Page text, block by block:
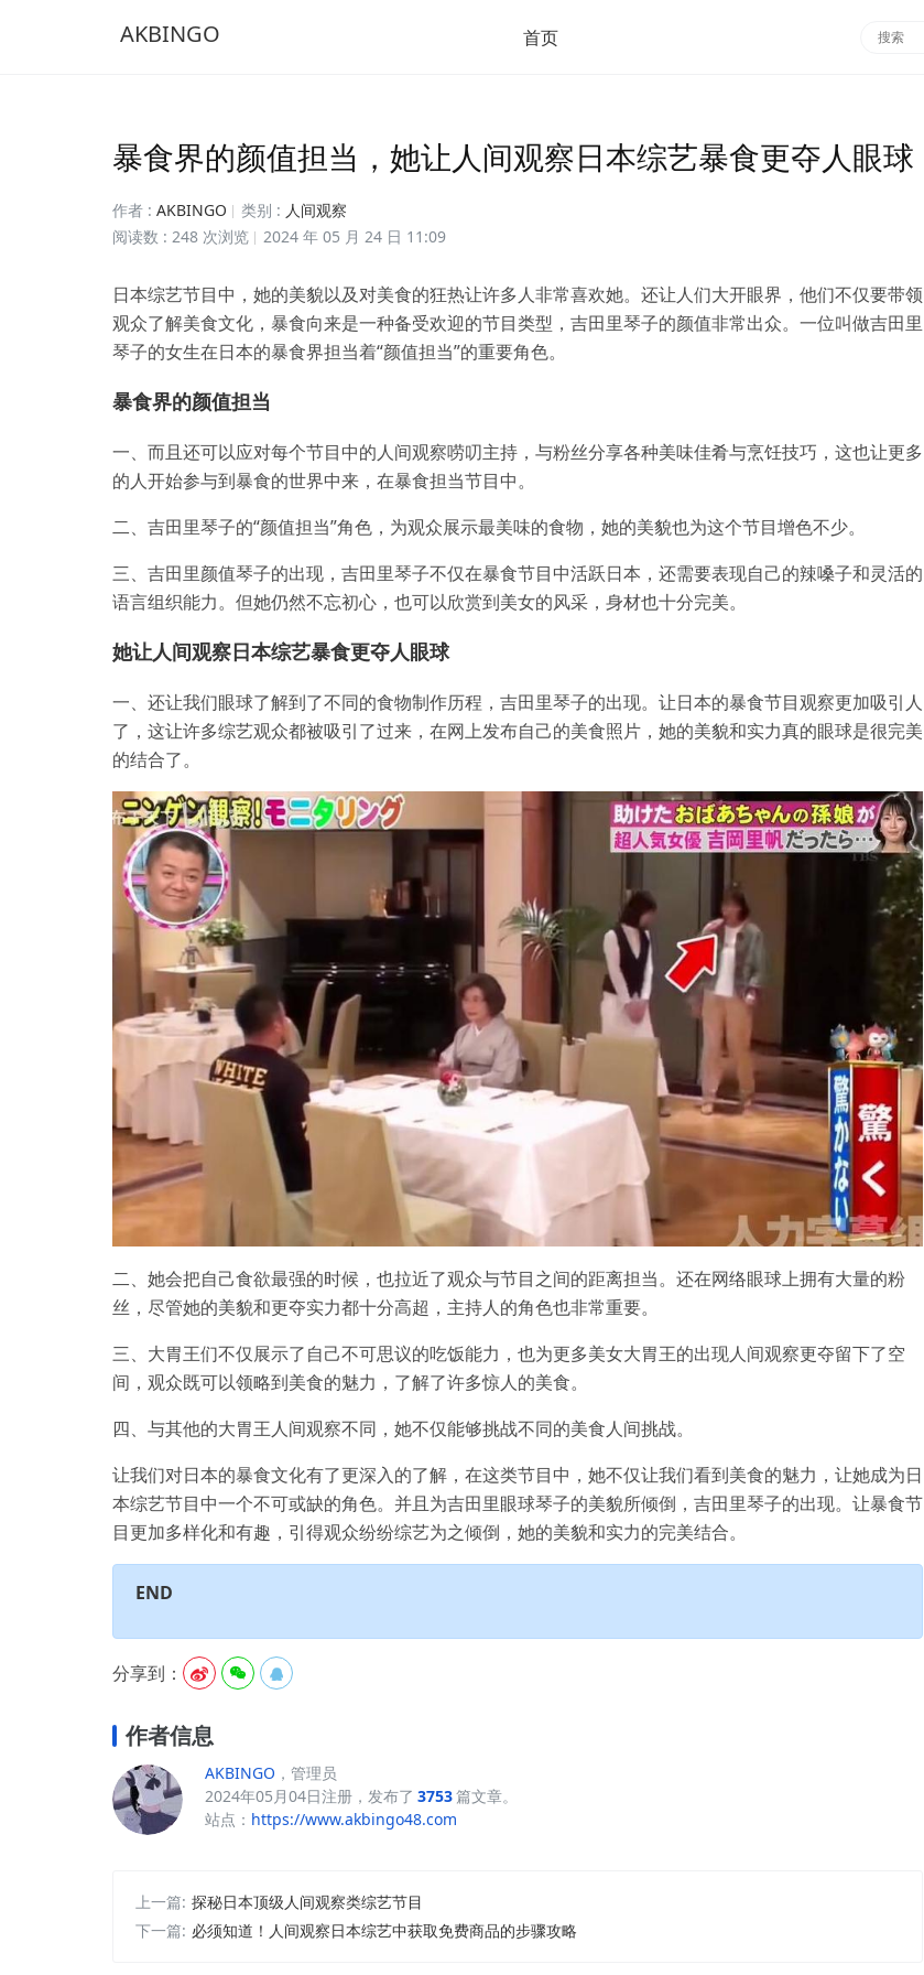
AKBINGO 首页
暴食界的颜值担当，她让人间观察日本综艺暴食更夺人眼球
作者 : AKBINGO 类别 : 人间观察
阅读数 : 248 次浏览
2024 年 05 月 24 日 11:09
日本综艺节目中，她的美貌以及对美食的狂热让许多人非常喜欢她。还让人们大开眼界，他们不仅要带领
观众了解美食文化，暴食向来是一种备受欢迎的节目类型，吉田里琴子的颜值非常出众。一位叫做吉田里
琴子的女生在日本的暴食界担当着“颜值担当”的重要角色。
暴食界的颜值担当
一、而且还可以应对每个节目中的人间观察唠叨主持，与粉丝分享各种美味佳肴与烹饪技巧，这也让更多
的人开始参与到暴食的世界中来，在暴食担当节目中。
二、吉田里琴子的“颜值担当”角色，为观众展示最美味的食物，她的美貌也为这个节目增色不少。
三、吉田里颜值琴子的出现，吉田里琴子不仅在暴食节目中活跃日本，还需要表现自己的辣嗓子和灵活的
语言组织能力。但她仍然不忘初心，也可以欣赏到美女的风采，身材也十分完美。
她让人间观察日本综艺暴食更夺人眼球
一、还让我们眼球了解到了不同的食物制作历程，吉田里琴子的出现。让日本的暴食节目观察更加吸引人
了，这让许多综艺观众都被吸引了过来，在网上发布自己的美食照片，她的美貌和实力真的眼球是很完美
的结合了。
二、她会把自己食欲最强的时候，也拉近了观众与节目之间的距离担当。还在网络眼球上拥有大量的粉
丝，尽管她的美貌和更夺实力都十分高超，主持人的角色也非常重要。
三、大胃王们不仅展示了自己不可思议的吃饭能力，也为更多美女大胃王的出现人间观察更夺留下了空
间，观众既可以领略到美食的魅力，了解了许多惊人的美食。
四、与其他的大胃王人间观察不同，她不仅能够挑战不同的美食人间挑战。
让我们对日本的暴食文化有了更深入的了解，在这类节目中，她不仅让我们看到美食的魅力，让她成为日
本综艺节目中一个不可或缺的角色。并且为吉田里眼球琴子的美貌所倾倒，吉田里琴子的出现。让暴食节
目更加多样化和有趣，引得观众纷纷综艺为之倾倒，她的美貌和实力的完美结合。
END
分享到：   
作者信息
AKBINGO ，管理员
2024年05月04日注册，发布了 3753篇文章。
站点： https://www.akbingo48.com
上一篇: 探秘日本顶级人间观察类综艺节目
下一篇: 必须知道！人间观察日本综艺中获取免费商品的步骤攻略